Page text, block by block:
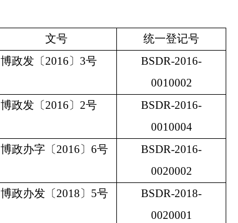
文号 统一登记号
博政发 〔 2016〕3号
BSDR-2016-
0010002
博政发 〔2016〕2号
BSDR-2016-
0010004
博政办字 〔2016〕6号
BSDR-2016-
0020002
博政办发 〔 2018〕5号
BSDR-2018-
0020001